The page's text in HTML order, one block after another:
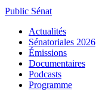
Public Sénat
Actualités
Sénatoriales 2026
Émissions
Documentaires
Podcasts
Programme